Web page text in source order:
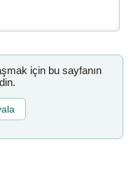
için bu sayfanın